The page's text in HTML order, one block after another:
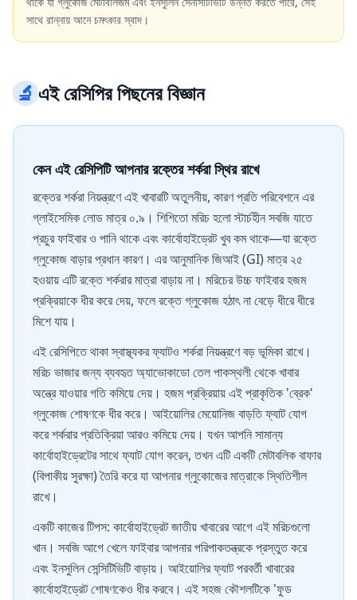
সাথে রান্নায় আনে চমৎকার স্বাদ।
🔬এই রেসিপির পিছনের বিজ্ঞান
কেন এই রেসিপিটি আপনার রক্তের শর্করা স্থির রাখে
রক্তের শর্করা নিয়ন্ত্রণে এই খাবারটি অতুলনীয়, কারণ প্রতি পরিবেশনে এর
গ্লাইসেমিক লোড মাত্র ০.৯। শিশিতো মরিচ হলো স্টার্চহীন সবজি যাতে
প্রচুর ফাইবার ও পানি থাকে এবং কার্বোহাইড্রেট খুব কম থাকে—যা রক্তে
গ্লুকোজ বাড়ার প্রধান কারণ। এর আনুমানিক জিআই (GI) মাত্র ২৫
হওয়ায় এটি রক্তে শর্করার মাত্রা বাড়ায় না। মরিচের উচ্চ ফাইবার হজম
প্রক্রিয়াকে ধীর করে দেয়, ফলে রক্তে গ্লুকোজ হঠাৎ না বেড়ে ধীরে ধীরে
মিশে যায়।
এই রেসিপিতে থাকা স্বাস্থ্যকর ফ্যাটও শর্করা নিয়ন্ত্রণে বড় ভূমিকা রাখে।
মরিচ ভাজার জন্য ব্যবহৃত অ্যাভোকাডো তেল পাকস্থলী থেকে খাবার
অন্ত্রে যাওয়ার গতি কমিয়ে দেয়। হজম প্রক্রিয়ায় এই প্রাকৃতিক 'ব্রেক'
গ্লুকোজ শোষণকে ধীর করে। আইয়োলির মেয়োনিজ বাড়তি ফ্যাট যোগ
করে শর্করার প্রতিক্রিয়া আরও কমিয়ে দেয়। যখন আপনি সামান্য
কার্বোহাইড্রেটের সাথে ফ্যাট যোগ করেন, তখন এটি একটি মেটাবলিক বাফার
(বিপাকীয় সুরক্ষা) তৈরি করে যা আপনার গ্লুকোজের মাত্রাকে স্থিতিশীল
রাখে।
একটি কাজের টিপস: কার্বোহাইড্রেট জাতীয় খাবারের আগে এই মরিচগুলো
খান। সবজি আগে খেলে ফাইবার আপনার পরিপাকতন্ত্রকে প্রস্তুত করে
এবং ইনসুলিন সেন্সিটিভিটি বাড়ায়। আইয়োলির ফ্যাট পরবর্তী খাবারের
কার্বোহাইড্রেট শোষণকেও ধীর করবে। এই সহজ কৌশলটিকে 'ফুড